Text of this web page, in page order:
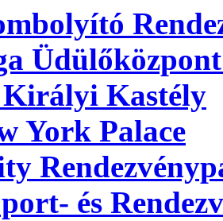
Üdülőközpont
Kastély
York Palace
és